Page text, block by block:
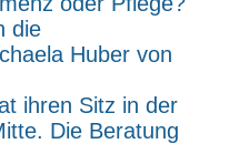
die
Huber von
ihren Sitz in der
Die Beratung